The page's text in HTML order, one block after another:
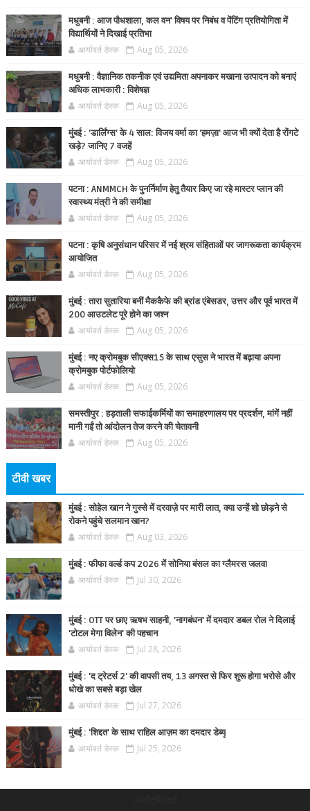
मधुबनी : आज पौधशाला, कल वन' विषय पर निबंध व पेंटिंग प्रतियोगिता में
विद्यार्थियों ने दिखाई प्रतिभा
आर्यावर्त डेस्क Aug 05, 2026
मधुबनी : वैज्ञानिक तकनीक एवं उद्यमिता अपनाकर मखाना उत्पादन को बनाएं
अधिक लाभकारी : विशेषज्ञ
आर्यावर्त डेस्क Aug 05, 2026
मुंबई : 'डार्लिंग्स' के 4 साल: विजय वर्मा का 'हमज़ा' आज भी क्यों देता है रोंगटे
खड़े? जानिए 7 वजहें
आर्यावर्त डेस्क Aug 05, 2026
पटना : ANMMCH के पुनर्निर्माण हेतु तैयार किए जा रहे मास्टर प्लान की
स्वास्थ्य मंत्री ने की समीक्षा
आर्यावर्त डेस्क Aug 05, 2026
पटना : कृषि अनुसंधान परिसर में नई श्रम संहिताओं पर जागरूकता कार्यक्रम
आयोजित
आर्यावर्त डेस्क Aug 05, 2026
मुंबई : तारा सुतारिया बनीं मैककैफे की ब्रांड एंबेसडर, उत्तर और पूर्व भारत में
200 आउटलेट पूरे होने का जश्न
आर्यावर्त डेस्क Aug 05, 2026
मुंबई : नए क्रोमबुक सीएक्स15 के साथ एसुस ने भारत में बढ़ाया अपना
क्रोमबुक पोर्टफोलियो
आर्यावर्त डेस्क Aug 05, 2026
समस्तीपुर : हड़ताली सफाईकर्मियों का समाहरणालय पर प्रदर्शन, मांगें नहीं
मानी गईं तो आंदोलन तेज करने की चेतावनी
आर्यावर्त डेस्क Aug 05, 2026
टीवी खबर
मुंबई : सोहेल खान ने गुस्से में दरवाज़े पर मारी लात, क्या उन्हें शो छोड़ने से
रोकने पहुंचे सलमान खान?
आर्यावर्त डेस्क Aug 03, 2026
मुंबई : फीफा वर्ल्ड कप 2026 में सोनिया बंसल का ग्लैमरस जलवा
आर्यावर्त डेस्क Jul 30, 2026
मुंबई : OTT पर छाए ऋषभ साहनी, 'नागबंधन' में दमदार डबल रोल ने दिलाई
'टोटल मेगा विलेन' की पहचान
आर्यावर्त डेस्क Jul 28, 2026
मुंबई : 'द ट्रेटर्स 2' की वापसी तय, 13 अगस्त से फिर शुरू होगा भरोसे और
धोखे का सबसे बड़ा खेल
आर्यावर्त डेस्क Jul 27, 2026
मुंबई : 'शिद्दत' के साथ राहिल आज़म का दमदार डेब्यू
आर्यावर्त डेस्क Jul 25, 2026